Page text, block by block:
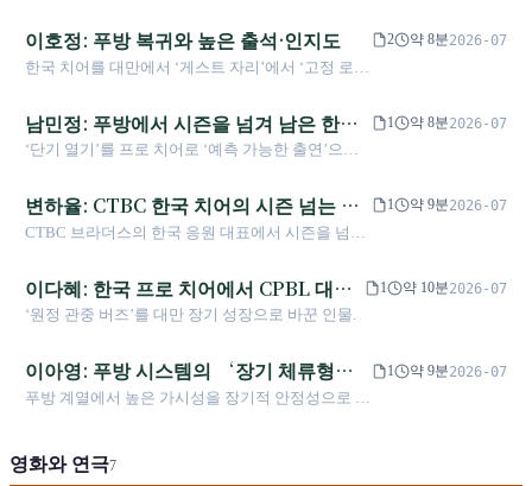
에 가져오고, 2026년 타이베이 돔 일정 또한 부상 조
정과 사이드 라인 역할을 관찰할 수 있는 공개적 분
기점이 되고 있다.
이호정: 푸방 복귀와 높은 출석·인지도
한국 치어를 대만에서 ‘게스트 자리’에서 ‘고정 로스
2 약 8분2026-07
남민정: 푸방에서 시즌을 넘겨 남은 한국
멤버
‘단기 열기’를 프로 치어로 ‘예측 가능한 출연’으로
1 약 8분2026-07
변하율: CTBC 한국 치어의 시즌 넘는 기
둥
CTBC 브라더스의 한국 응원 대표에서 시즌을 넘는
서 가족 건강 문제가 자신의 감정에 끼친 영향을 솔
직히 털어놓으며 응원 노동자의 실제 압력 면을 보
여 주었다.
1 약 9분2026-07
이다혜: 한국 프로 치어에서 CPBL 대표
얼굴까지
‘원정 관중 버즈’를 대만 장기 성장으로 바꾼 인물.
1 약 10분2026-07
이아영: 푸방 시스템의 ‘장기 체류형’
한국 치어 대표
푸방 계열에서 높은 가시성을 장기적 안정성으로 바
1 약 9분2026-07
영화와 연극7